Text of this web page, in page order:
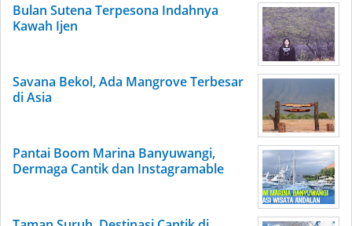
Bulan Sutena Terpesona Indahnya
Kawah Ijen
Savana Bekol, Ada Mangrove Terbesar
di Asia
Pantai Boom Marina Banyuwangi,
Dermaga Cantik dan Instagramable